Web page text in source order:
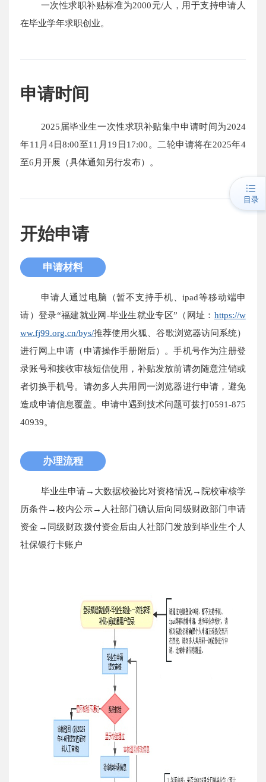
一次性求职补贴标准为2000元/人，用于支持申请人
在毕业学年求职创业。
申请时间
2025届毕业生一次性求职补贴集中申请时间为2024
年11月4日8:00至11月19日17:00。二轮申请将在2025年4
至6月开展（具体通知另行发布）。
开始申请
申请材料
申请人通过电脑（暂不支持手机、ipad等移动端申
请）登录“福建就业网-毕业生就业专区”（网址： https://w
ww.fj99.org.cn/bys/推荐使用火狐、谷歌浏览器访问系统）
进行网上申请（申请操作手册附后）。手机号作为注册登
录账号和接收审核短信使用，补贴发放前请勿随意注销或
者切换手机号。请勿多人共用同一浏览器进行申请，避免
造成申请信息覆盖。申请中遇到技术问题可拨打0591-875
40939。
办理流程
毕业生申请→大数据校验比对资格情况→院校审核学
历条件→校内公示→人社部门确认后向同级财政部门申请
资金→同级财政拨付资金后由人社部门发放到毕业生个人
社保银行卡账户
目录